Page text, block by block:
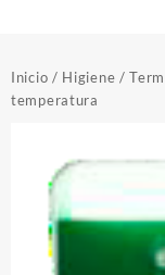
Inicio / Higiene /
temperatura